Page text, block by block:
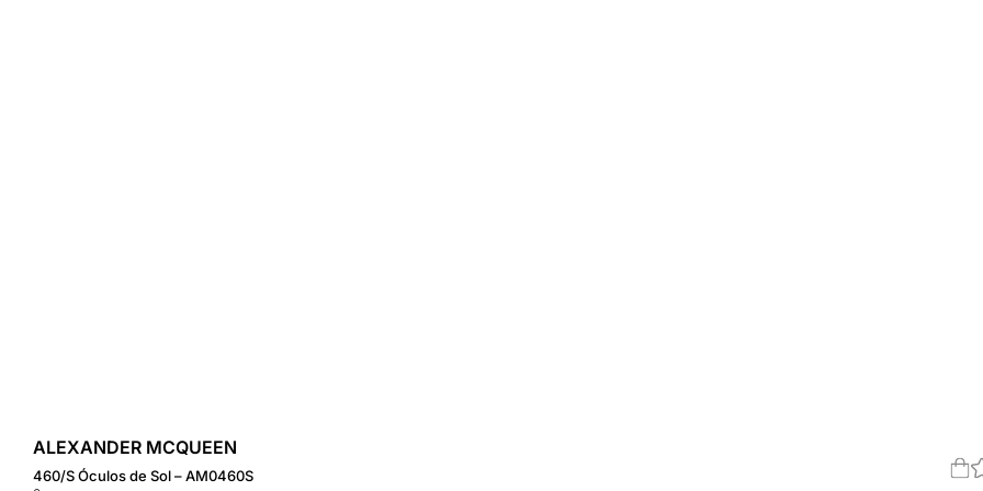
ALEXANDER MCQUEEN
460/S Óculos de Sol – AM0460S